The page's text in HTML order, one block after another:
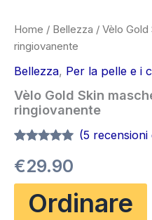
Home / Bellezza / Vèlo
ringiovanente
Bellezza, Per la pelle e i
Vèlo Gold Skin
ringiovanente
su 5 su
base di
recensioni
(5recensioni
€29.90
Ordinare